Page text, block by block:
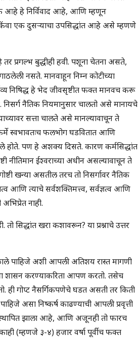
आहे हे निर्विवाद आहे, आणि म्हणून
एक दुसर्‍याचा उपसिद्धांत आहे असे म्हणणे
प्रगल्भ बुद्धीही हवी. पशूना चेतना असते,
नसते. मानवाहून निम्न कोटीच्या
निषिद्ध हे भेद जीवसृष्टीत फक्त मानवच करू
नैतिक नियमानुसार चालतो असे मानायचे
सत्ता चालते असे मानल्यावाचून ते
स्वभावतःच फलभोग घडवितात आणि
होते. पण हे अशक्य दिसते. कारण कर्मसिद्धांत
नीतिमान ईश्वराच्या अधीन असल्यावाचून ते
खन्या असतील तरच तो निसर्गावर नैतिक
आणि त्याचे सर्वशक्तिमत्त्व, सर्वज्ञत्व आणि
नाही.
सिद्धांत खरा कशावरून? या प्रश्नाचे उत्तर
पाहिजे अशी आपली अतिशय रास्त मागणी
शासन करण्याकरिता आपण करतो. तसेच
ही गोप्ट नैसर्गिकपणेचे घडत असती तर किती
असा निष्कर्ष काढण्याची आपली प्रवृत्ती
झाला आहे, आणि अजूनही तो फारच
(म्हणजे ३-४) हजार वर्षा पूर्वीच फक्त